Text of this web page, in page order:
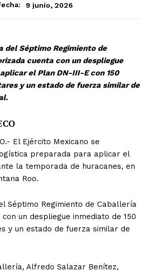
9 junio, 2026
del Séptimo Regimiento de
cuenta con un despliegue
el Plan DN-III-E con 150
y un estado de fuerza similar de
El Ejército Mexicano se
preparada para aplicar el
la temporada de huracanes, en
Roo.
Séptimo Regimiento de Caballería
un despliegue inmediato de 150
y un estado de fuerza similar de
Alfredo Salazar Benítez,